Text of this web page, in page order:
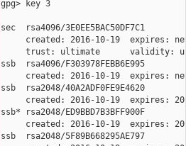
gpg> key 3
sec  rsa4096/3E0EE5BAC50DF7C1
trust: ultimate      validity:
ssb  rsa4096/F303978FEBB6E995
ssb  rsa2048/40A2ADF0FE9E4620
ssb* rsa2048/ED9BBD7B3BFF900F
ssb  rsa2048/5F89B668295AE797